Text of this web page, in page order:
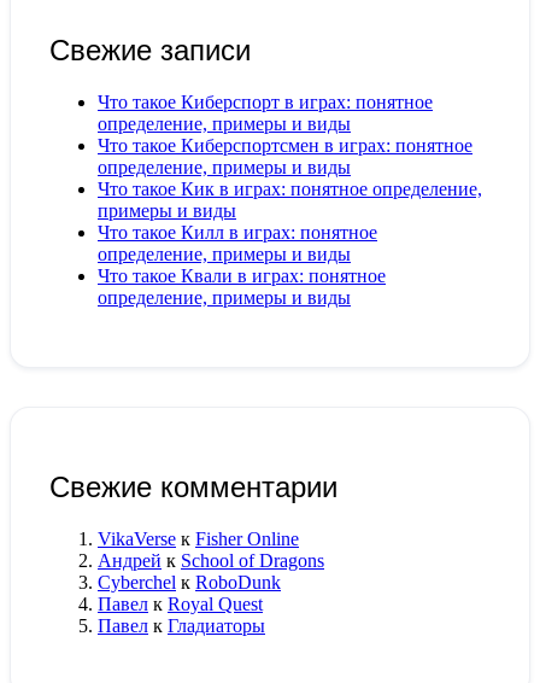
Свежие записи
Что такое Киберспорт в играх: понятное
определение, примеры и виды
Что такое Киберспортсмен в играх: понятное
определение, примеры и виды
Что такое Кик в играх: понятное определение,
примеры и виды
Что такое Килл в играх: понятное
определение, примеры и виды
Что такое Квали в играх: понятное
определение, примеры и виды
Свежие комментарии
VikaVerse к Fisher Online
Андрей к School of Dragons
Cyberchel к RoboDunk
Павел к Royal Quest
Павел к Гладиаторы